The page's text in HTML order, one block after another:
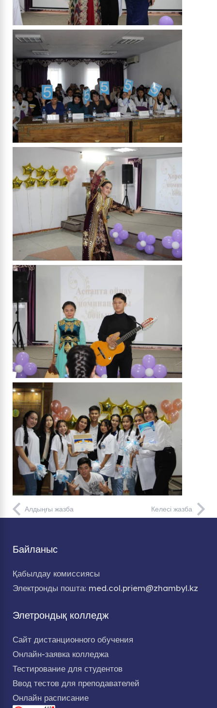
Алдыңғы жазба Келесі жазба
Байланыс
Қабылдау комиссиясы
Электронды пошта: med.col.priem@zhambyl.kz
Элетрондық колледж
Сайт дистанционного обучения
Онлайн-заявка колледжа
Тестирование для студентов
Ввод тестов для преподавателей
Онлайн расписание